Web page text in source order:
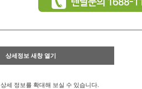
상세정보 새창 열기
상세 정보를 확대해 보실 수 있습니다.